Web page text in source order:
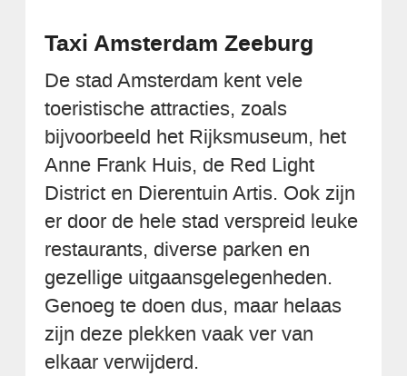
Taxi Amsterdam Zeeburg
De stad Amsterdam kent vele
toeristische attracties, zoals
bijvoorbeeld het Rijksmuseum, het
Anne Frank Huis, de Red Light
District en Dierentuin Artis. Ook zijn
er door de hele stad verspreid leuke
restaurants, diverse parken en
gezellige uitgaansgelegenheden.
Genoeg te doen dus, maar helaas
zijn deze plekken vaak ver van
elkaar verwijderd.